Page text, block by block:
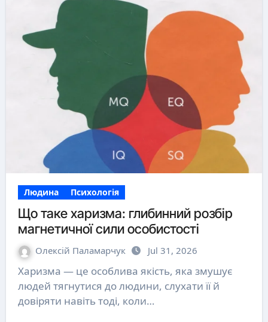
Людина Психологія
Що таке харизма: глибинний розбір
магнетичної сили особистості
Олексій Паламарчук Jul 31, 2026
Харизма — це особлива якість, яка змушує
людей тягнутися до людини, слухати її й
довіряти навіть тоді, коли…